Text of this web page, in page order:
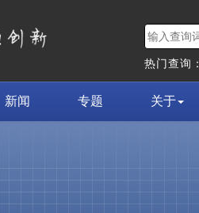
热门查询：
新闻 专题 关于